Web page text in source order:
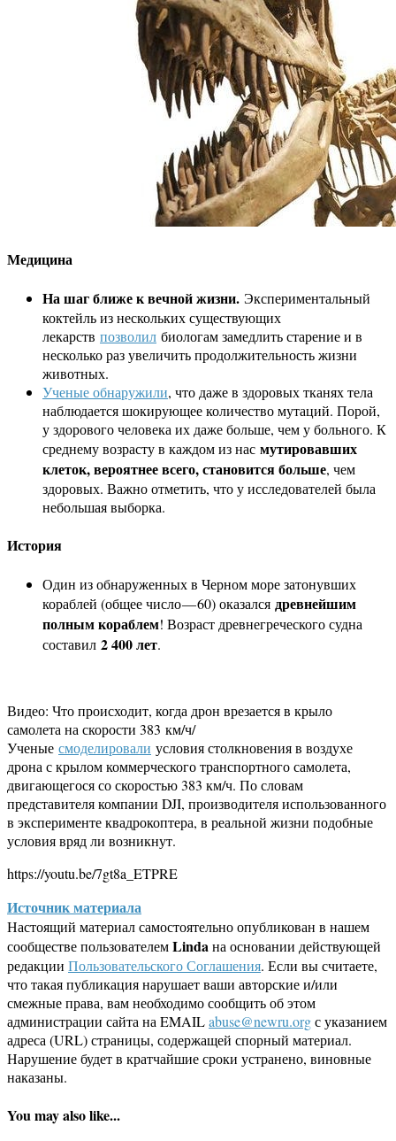
Медицина
На шаг ближе к вечной жизни. Экспериментальный
коктейль из нескольких существующих
лекарств позволил биологам замедлить старение и в
несколько раз увеличить продолжительность жизни
животных.
Ученые обнаружили, что даже в здоровых тканях тела
наблюдается шокирующее количество мутаций. Порой,
у здорового человека их даже больше, чем у больного. К
среднему возрасту в каждом из нас мутировавших
клеток, вероятнее всего, становится больше, чем
здоровых. Важно отметить, что у исследователей была
небольшая выборка.
История
Один из обнаруженных в Черном море затонувших
кораблей (общее число — 60) оказался древнейшим
полным кораблем! Возраст древнегреческого судна
составил 2 400 лет.
Видео: Что происходит, когда дрон врезается в крыло
самолета на скорости 383 км/ч/
Ученые смоделировали условия столкновения в воздухе
дрона с крылом коммерческого транспортного самолета,
двигающегося со скоростью 383 км/ч. По словам
представителя компании DJI, производителя использованного
в эксперименте квадрокоптера, в реальной жизни подобные
условия вряд ли возникнут.
https://youtu.be/7gt8a_ETPRE
Источник материала
Настоящий материал самостоятельно опубликован в нашем
сообществе пользователемLindaна основании действующей
редакции Пользовательского Соглашения. Если вы считаете,
что такая публикация нарушает ваши авторские и/или
смежные права, вам необходимо сообщить об этом
администрации сайта на EMAILabuse@newru.orgс указанием
адреса (URL) страницы, содержащей спорный материал.
Нарушение будет в кратчайшие сроки устранено, виновные
наказаны.
You may also like...